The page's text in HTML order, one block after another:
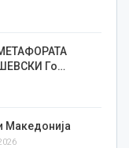
Го…
Македонија